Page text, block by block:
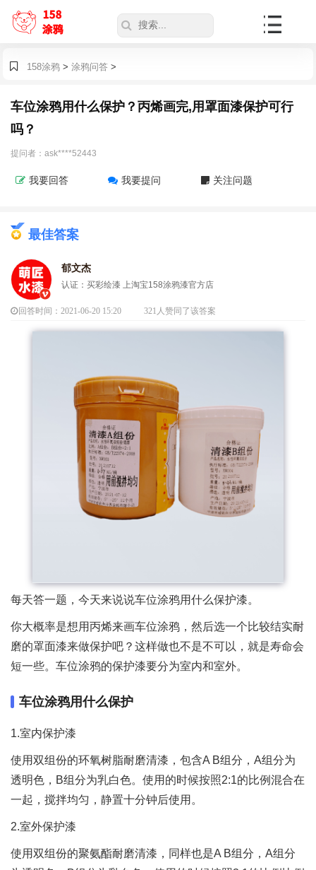
158涂鸦> 涂鸦问答>
车位涂鸦用什么保护？丙烯画完,用罩面漆保护可行
吗？
提问者：ask****52443
我要回答 我要提问 关注问题
最佳答案
郁文杰
认证：买彩绘漆 上淘宝158涂鸦漆官方店
回答时间：2021-06-20 15:20 321人赞同了该答案
每天答一题，今天来说说车位涂鸦用什么保护漆。
你大概率是想用丙烯来画车位涂鸦，然后选一个比较结实耐
磨的罩面漆来做保护吧？这样做也不是不可以，就是寿命会
短一些。车位涂鸦的保护漆要分为室内和室外。
车位涂鸦用什么保护
1.室内保护漆
使用双组份的环氧树脂耐磨清漆，包含A B组分，A组分为
透明色，B组分为乳白色。使用的时候按照2:1的比例混合在
一起，搅拌均匀，静置十分钟后使用。
2.室外保护漆
使用双组份的聚氨酯耐磨清漆，同样也是A B组分，A组分